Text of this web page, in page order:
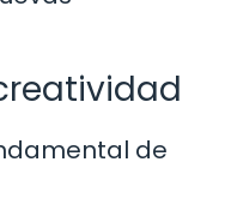
de